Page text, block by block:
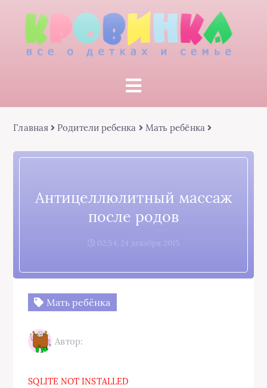
Главная Родители ребенка Мать ребёнка
Антицеллюлитный массаж
после родов
02:54, 24 декабря 2015
Мать ребёнка
Автор:
SQLITE NOT INSTALLED